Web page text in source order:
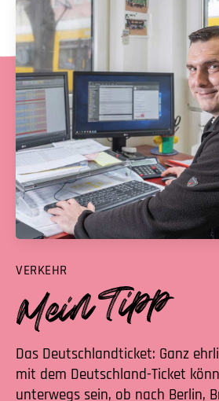
VERKEHR
Das Deutschlandticket: Ganz
mit dem Deutschland-Ticket
unterwegs sein, ob nach Berlin,